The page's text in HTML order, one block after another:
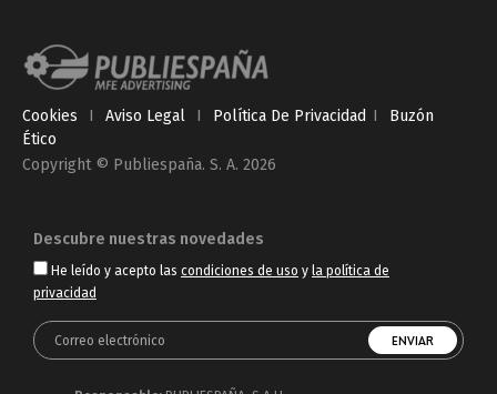
Cookies I Aviso Legal I Política De Privacidad I
Buzón
Ético
Copyright © Publiespaña. S. A. 2026
Descubre nuestras novedades
He leído y acepto las condiciones de uso y la política de
privacidad